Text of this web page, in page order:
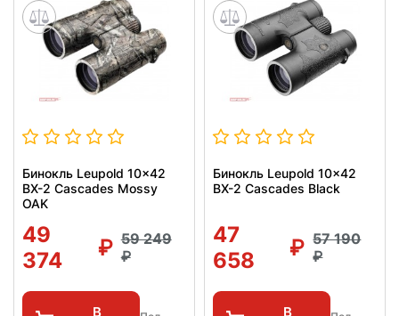
Бинокль Leupold 10x42
BX-2 Cascades Mossy
OAK
49
374
59 249
В
Бинокль Leupold 10x42
BX-2 Cascades Black
47
658
57 190
В